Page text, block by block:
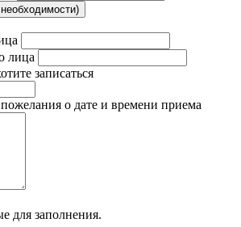
лица
записаться
о дате и времени приема
для заполнения.